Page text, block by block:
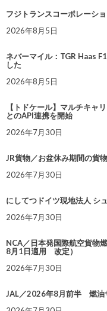
フジトランスコーポレーシ
2026年8月5日
ネバーマイル：TGR Haas
した
2026年8月5日
【トドケール】マルチキャ
とのAPI連携を開始
2026年7月30日
JR貨物／お盆休み期間の貨
2026年7月30日
にしてつドイツ現地法人 シ
2026年7月30日
NCA／日本発国際航空貨物
8月1日適用 改定）
2026年7月30日
JAL／2026年8月前半 燃油